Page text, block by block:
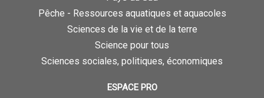
Pêche - Ressources aquatiques et aquacoles
Sciences de la vie et de la terre
Science pour tous
Sciences sociales, politiques, économiques
ESPACE PRO